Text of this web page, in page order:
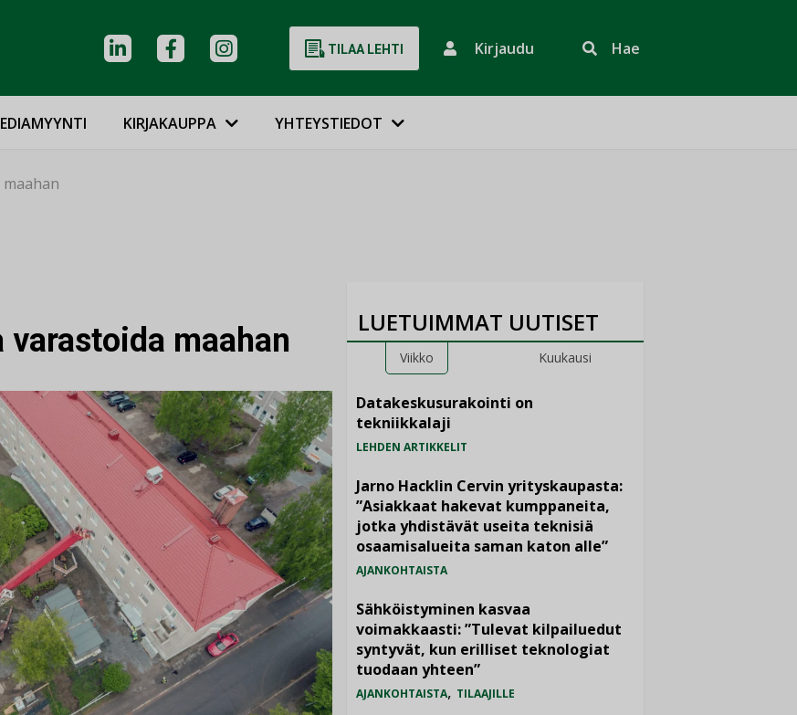
TILAA LEHTI Kirjaudu Hae
KIRJAKAUPPA YHTEYSTIEDOT
varastoida maahan LUETUIMMAT UUTISET
Viikko Kuukausi
Datakeskusurakointi on
tekniikkalaji
LEHDEN ARTIKKELIT
Jarno Hacklin Cervin yrityskaupasta:
”Asiakkaat hakevat kumppaneita,
jotka yhdistävät useita teknisiä
osaamisalueita saman katon alle”
AJANKOHTAISTA
Sähköistyminen kasvaa
voimakkaasti: ”Tulevat kilpailuedut
syntyvät, kun erilliset teknologiat
tuodaan yhteen”
AJANKOHTAISTA, TILAAJILLE